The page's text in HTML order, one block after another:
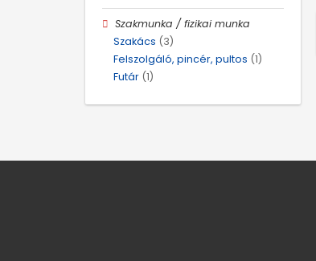
Szakmunka / fizikai munka
Szakács (3)
Felszolgáló, pincér, pultos (1)
Futár (1)